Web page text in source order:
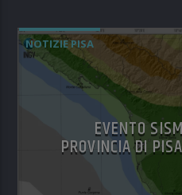
NOTIZIE PISA
EVENTO
PROVINCIA DI